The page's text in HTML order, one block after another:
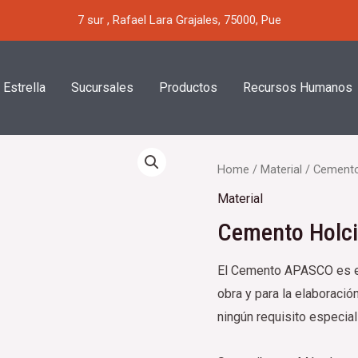
7 sur , Rafael Lara Grajales, 75000, Pue
Estrella Sucursales Productos Recursos Humanos
Home / Material /
Material
Cemento
El Cemento APASCO
obra y para la
ningún requisito especial